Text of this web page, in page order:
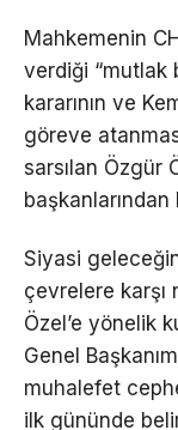
Mahkemenin
verdiği “mutlak
kararının ve
göreve
sarsılan Özgür
Siyasi
çevrelere
Özel’e yönelik
Genel
muhalefet
ilk gününde